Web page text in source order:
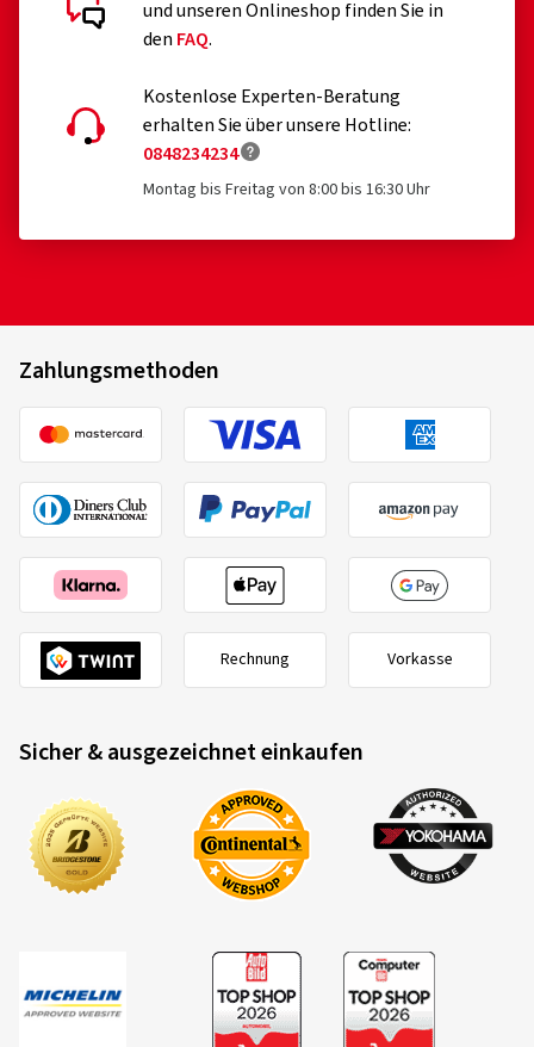
und unseren Onlineshop finden Sie in
den FAQ.
Kostenlose Experten-Beratung
erhalten Sie über unsere Hotline:
0848234234
Montag bis Freitag von 8:00 bis 16:30 Uhr
Zahlungsmethoden
Rechnung Vorkasse
Sicher & ausgezeichnet einkaufen